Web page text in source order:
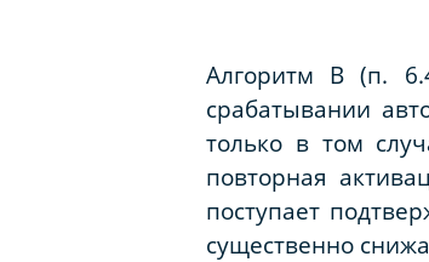
Алгоритм В (п.
срабатывании
только в том
повторная
поступает
существенно